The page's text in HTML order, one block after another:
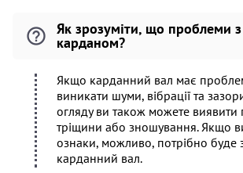
Як зрозуміти, що проблеми з
карданом?
Якщо карданний вал має
виникати шуми, вібрації та
огляду ви також можете
тріщини або зношування. Якщо
ознаки, можливо, потрібно буде
карданний вал.